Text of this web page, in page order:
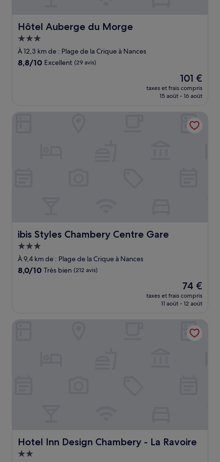
Hôtel Auberge du Morge
Hôtel Auberge du Morge
Hébergement
3.0 étoiles
À 12,3 km de : Plage de la Crique à Nances
8.8
8,8/10 Excellent (29 avis)
Le
nouveau
prix
de
101 €
101 €
taxes et frais compris
15 août - 16 août
ibis Styles Chambery Centre Gare
ibis Styles Chambery Centre Gare
Hébergement
3.0 étoiles
À 9,4 km de : Plage de la Crique à Nances
8.0
8,0/10 Très bien (212 avis)
Le
nouveau
prix
de
74 €
74 €
taxes et frais compris
11 août - 12 août
Hotel Inn Design Chambery - La Ravoire
Hotel Inn Design Chambery - La Ravoire
Hébergement